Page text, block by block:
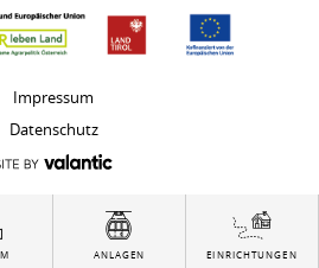
ANLAGEN EINRICHTUNGEN
Impressum
Datenschutz